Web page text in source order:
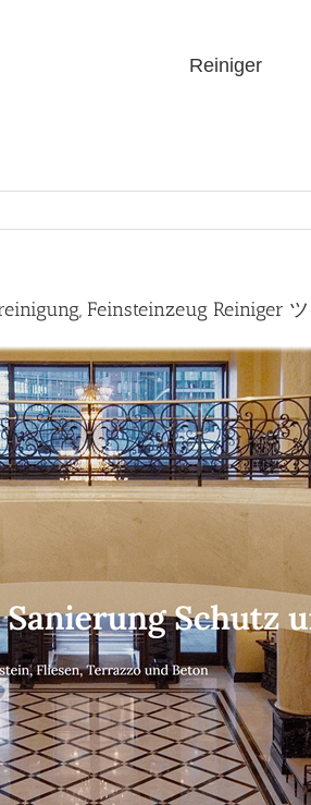
Reiniger
Feinsteinzeug Reiniger ツ